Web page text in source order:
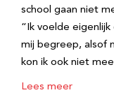
school gaan niet
“Ik voelde
mij begreep, alsof
kon ik ook niet
Lees meer